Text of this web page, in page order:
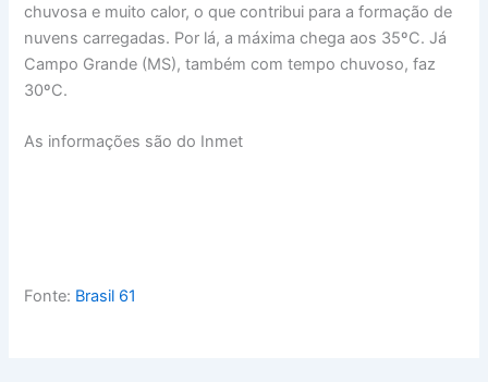
chuvosa e muito calor, o que contribui para a formação de
nuvens carregadas. Por lá, a máxima chega aos 35ºC. Já
Campo Grande (MS), também com tempo chuvoso, faz
30ºC.
As informações são do Inmet
Fonte: Brasil 61